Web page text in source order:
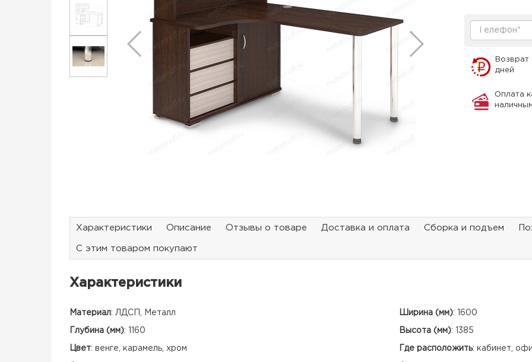
Возврат
дней
Оплата
Характеристики Описание Отзывы о товаре Доставка и оплата Сборка и подъем
С этим товаром покупают
Характеристики
Материал: ЛДСП, Металл Ширина (мм): 1600
Глубина (мм): 1160 Высота (мм): 1385
Цвет: венге, карамель, хром Где расположить: кабинет,